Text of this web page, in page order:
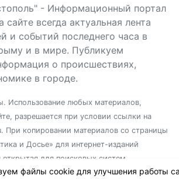
- Информационный портал
всегда актуальная лента
и событий последнего часа в
и в мире. Публикуем
о происшествиях,
в городе.
Использование любых материалов,
разрешается при условии ссылки на
При копировании материалов со страницы
и Досье» для интернет-изданий
открытая для поисковых систем
от полного или частичного
файлы cookie для улучшения работы